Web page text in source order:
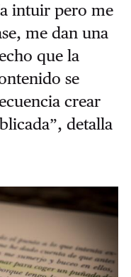
intuir pero me
me dan una
que la
se
crear
detalla